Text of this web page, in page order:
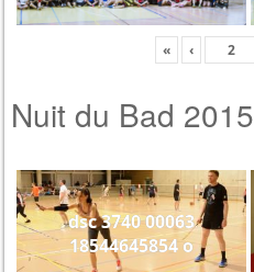
« ‹
Nuit du Bad 2015
dsc 3740 00063
18544645854 o